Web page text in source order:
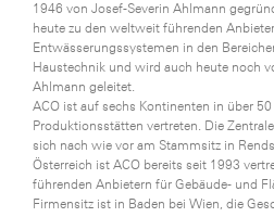
1946 von Josef-Severin Ahlmann
heute zu den weltweit führenden
Entwässerungssystemen in den
Haustechnik und wird auch heute noch
Ahlmann geleitet.
ACO ist auf sechs Kontinenten in über
Produktionsstätten vertreten. Die
sich nach wie vor am Stammsitz in
Österreich ist ACO bereits seit 1993
führenden Anbietern für Gebäude- und
Firmensitz ist in Baden bei Wien, die